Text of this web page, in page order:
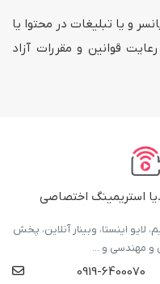
و یا تبلیغات در محتوا یا
قوانین و مقررات آزاد
استریمینگ اختصاصی
لایو اینستا، وبینار آنلاین، پخش
و مهندسی و ...
0919-6400070